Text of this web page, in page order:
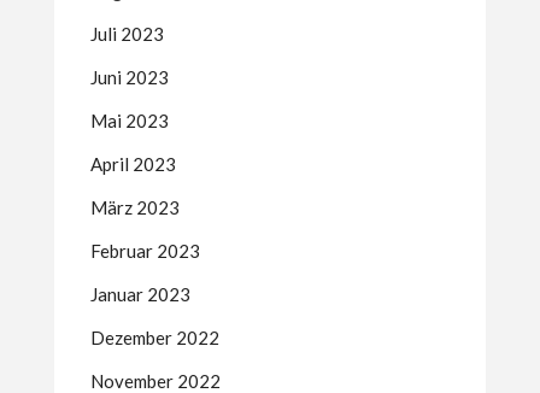
Juli 2023
Juni 2023
Mai 2023
April 2023
März 2023
Februar 2023
Januar 2023
Dezember 2022
November 2022